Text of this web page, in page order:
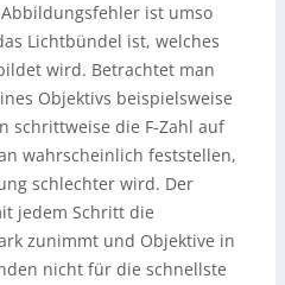
ist umso
Lichtbündel ist, welches
wird. Betrachtet man
Objektivs beispielsweise
schrittweise die F-Zahl auf
wahrscheinlich feststellen,
schlechter wird. Der
jedem Schritt die
zunimmt und Objektive in
nicht für die schnellste